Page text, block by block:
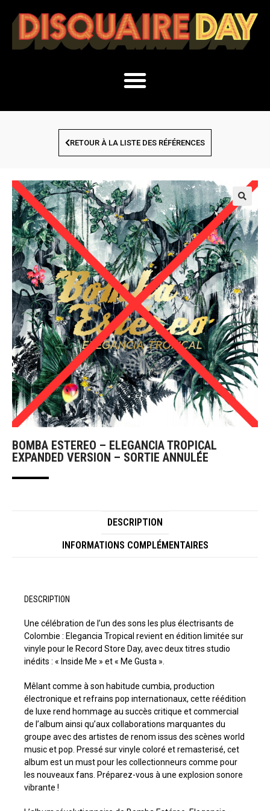
RETOUR À LA LISTE DES RÉFÉRENCES
BOMBA ESTEREO – ELEGANCIA TROPICAL
EXPANDED VERSION – SORTIE ANNULÉE
DESCRIPTION
INFORMATIONS COMPLÉMENTAIRES
DESCRIPTION
Une célébration de l’un des sons les plus électrisants de
Colombie : Elegancia Tropical revient en édition limitée sur
vinyle pour le Record Store Day, avec deux titres studio
inédits : « Inside Me » et « Me Gusta ».
Mêlant comme à son habitude cumbia, production
électronique et refrains pop internationaux, cette réédition
de luxe rend hommage au succès critique et commercial
de l’album ainsi qu’aux collaborations marquantes du
groupe avec des artistes de renom issus des scènes world
music et pop. Pressé sur vinyle coloré et remasterisé, cet
album est un must pour les collectionneurs comme pour
les nouveaux fans. Préparez-vous à une explosion sonore
vibrante !